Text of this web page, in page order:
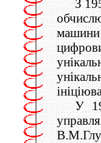
З
машини
У